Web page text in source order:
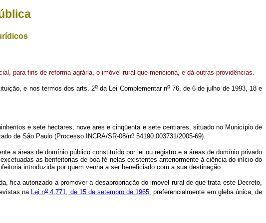
para fins de reforma agrária, o imóvel rural que menciona, e dá outras providências.
e nos termos dos arts. 2oda Lei Complementar no76, de 6 de julho de 1993, 18 e
e sete hectares, nove ares e cinqüenta e sete centiares, situado no Município de
de São Paulo (Processo INCRA/SR-08/no 54190.003731/2005-69).
a áreas de domínio público constituído por lei ou registro e a áreas de domínio privado
as benfeitorias de boa-fé nelas existentes anteriormente à ciência do início do
introduzida por quem venha a ser beneficiado com a sua destinação.
fica autorizado a promover a desapropriação do imóvel rural de que trata este Decreto,
na Lei no4.771, de 15 de setembro de 1965, preferencialmente em gleba única, de